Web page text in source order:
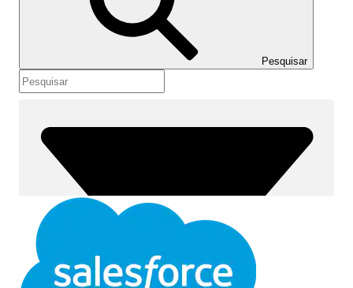
Mostrar índice
Índice
Pesquisar